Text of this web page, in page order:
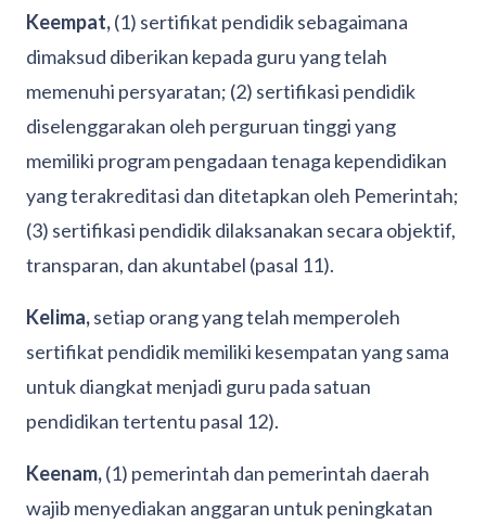
Keempat,(1) sertifikat pendidik sebagaimana
dimaksud diberikan kepada guru yang telah
memenuhi persyaratan; (2) sertifikasi pendidik
diselenggarakan oleh perguruan tinggi yang
memiliki program pengadaan tenaga kependidikan
yang terakreditasi dan ditetapkan oleh Pemerintah;
(3) sertifikasi pendidik dilaksanakan secara objektif,
transparan, dan akuntabel (pasal 11).
Kelima,setiap orang yang telah memperoleh
sertifikat pendidik memiliki kesempatan yang sama
untuk diangkat menjadi guru pada satuan
pendidikan tertentu pasal 12).
Keenam,(1) pemerintah dan pemerintah daerah
wajib menyediakan anggaran untuk peningkatan